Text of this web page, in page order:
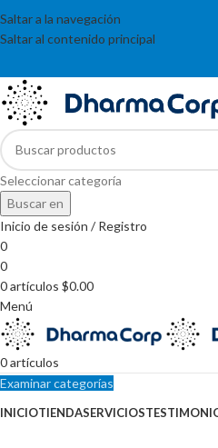
Saltar a la navegación
Saltar al contenido principal
Seleccionar categoría
Buscar en
Inicio de sesión / Registro
0
0
0artículos $0.00
Menú
0artículos
Examinar categorías
INICIOTIENDASERVICIOS